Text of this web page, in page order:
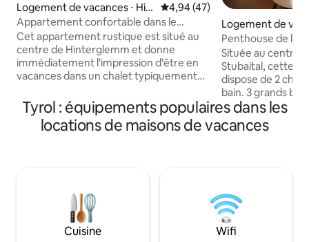
Logement de vacances ⋅ Hin
terglemm
Évaluation moyenne sur la
4,94 (47)
Appartement confortable dans le
centre de Hinterglemm
Cet appartement rustique est situé au
centre de Hinterglemm et donne
immédiatement l'impression d'être en
vacances dans un chalet typiquement
les familles et peut accueillir 6 personnes
(jusqu'à 8 personnes avec canapé-lit et
beaucoup de proximité). Sur les 60 m²
populaires sont à seulement 5 minutes à
FAIRE LA FÊTE et un REPOS NOCTURNE à
partir de 22 h 00 (surveillance du bruit).
Logement de
stift im Stubaital
Penthouse de
pour 4 personnes
Située au centre
Stubaital, cette
dispose de 2
bain. 3 grands
imprenable sur la
montagnes
gastronomique
Tous les
accessibles à
divertissements
Consultez mon
Tyrol : équipements populaires dans les
locations de maisons de vacances
Cuisine Wifi